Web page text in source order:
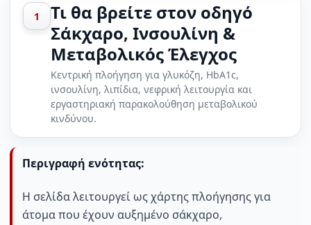
1
Τι θα βρείτε στον οδηγό
Σάκχαρο, Ινσουλίνη &
Μεταβολικός Έλεγχος
Κεντρική πλοήγηση για γλυκόζη, HbA1c,
ινσουλίνη, λιπίδια, νεφρική λειτουργία και
εργαστηριακή παρακολούθηση μεταβολικού
κινδύνου.
Περιγραφή ενότητας:
Η σελίδα λειτουργεί ως χάρτης πλοήγησης για
άτομα που έχουν αυξημένο σάκχαρο,